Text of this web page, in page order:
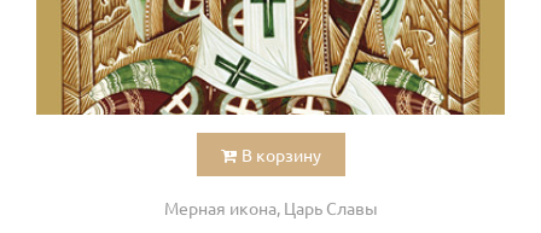
В корзину
Мерная икона, Царь Славы